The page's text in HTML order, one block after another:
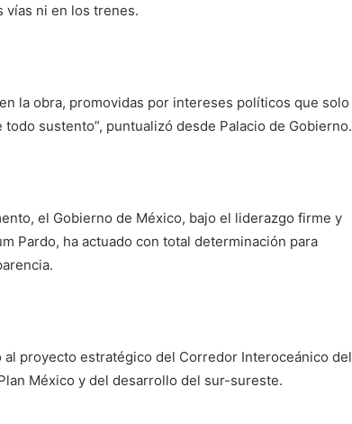
vías ni en los trenes.
la obra, promovidas por intereses políticos que solo
sustento”, puntualizó desde Palacio de Gobierno.
el Gobierno de México, bajo el liderazgo firme y
Pardo, ha actuado con total determinación para
proyecto estratégico del Corredor Interoceánico del
México y del desarrollo del sur-sureste.